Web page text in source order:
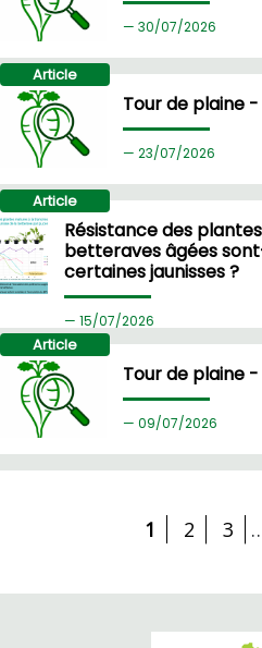
30/07/2026
Article
Tour de plaine
23/07/2026
Article
Résistance des
betteraves âgées
certaines jaunisses ?
15/07/2026
Article
Tour de plaine
09/07/2026
1 2 3